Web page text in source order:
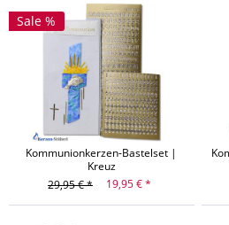
Sale %
Kommunionkerzen-Bastelset |
Kreuz
29,95 € *
19,95 € *